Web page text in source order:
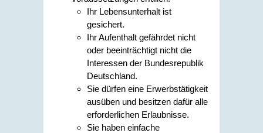
Ihr Lebensunterhalt ist
gesichert.
Ihr Aufenthalt gefährdet nicht
oder beeinträchtigt nicht die
Interessen der Bundesrepublik
Deutschland.
Sie dürfen eine Erwerbstätigkeit
ausüben und besitzen dafür alle
erforderlichen Erlaubnisse.
Sie haben einfache